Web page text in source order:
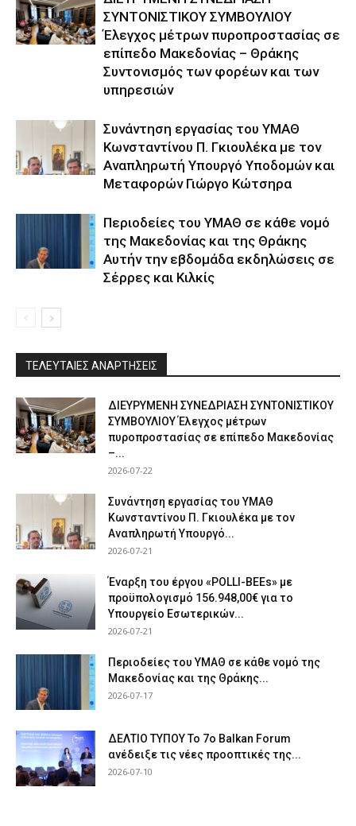
ΣΥΝΤΟΝΙΣΤΙΚΟΥ ΣΥΜΒΟΥΛΙΟΥ
Έλεγχος μέτρων πυροπροστασίας σε
επίπεδο Μακεδονίας – Θράκης
Συντονισμός των φορέων και των
υπηρεσιών
Συνάντηση εργασίας του ΥΜΑΘ
Κωνσταντίνου Π. Γκιουλέκα με τον
Αναπληρωτή Υπουργό Υποδομών και
Μεταφορών Γιώργο Κώτσηρα
Περιοδείες του ΥΜΑΘ σε κάθε νομό
της Μακεδονίας και της Θράκης
Αυτήν την εβδομάδα εκδηλώσεις σε
Σέρρες και Κιλκίς
ΤΕΛΕΥΤΑΙΕΣ ΑΝΑΡΤΗΣΕΙΣ
ΔΙΕΥΡΥΜΕΝΗ ΣΥΝΕΔΡΙΑΣΗ ΣΥΝΤΟΝΙΣΤΙΚΟΥ
ΣΥΜΒΟΥΛΙΟΥ Έλεγχος μέτρων
πυροπροστασίας σε επίπεδο Μακεδονίας
–...
2026-07-22
Συνάντηση εργασίας του ΥΜΑΘ
Κωνσταντίνου Π. Γκιουλέκα με τον
Αναπληρωτή Υπουργό...
2026-07-21
Έναρξη του έργου «POLLI-BEEs» με
προϋπολογισμό 156.948,00€ για το
Υπουργείο Εσωτερικών...
2026-07-21
Περιοδείες του ΥΜΑΘ σε κάθε νομό της
Μακεδονίας και της Θράκης...
2026-07-17
ΔΕΛΤΙΟ ΤΥΠΟΥ Το 7ο Balkan Forum
ανέδειξε τις νέες προοπτικές της...
2026-07-10